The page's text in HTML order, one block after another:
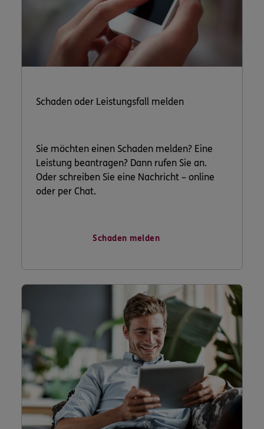
Schaden oder Leistungsfall melden
Sie möchten einen Schaden melden? Eine
Leistung beantragen? Dann rufen Sie an.
Oder schreiben Sie eine Nachricht – online
oder per Chat.
Schaden melden